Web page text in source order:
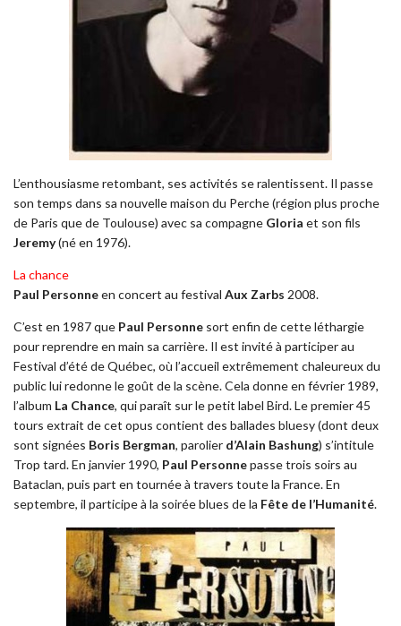
L’enthousiasme retombant, ses activités se ralentissent. Il passe
son temps dans sa nouvelle maison du Perche (région plus proche
de Paris que de Toulouse) avec sa compagne Gloria et son fils
Jeremy(né en 1976).
La chance
Paul Personneen concert au festival Aux Zarbs 2008.
C’est en 1987 que Paul Personne sort enfin de cette léthargie
pour reprendre en main sa carrière. Il est invité à participer au
Festival d’été de Québec, où l’accueil extrêmement chaleureux du
public lui redonne le goût de la scène. Cela donne en février 1989,
l’album La Chance, qui paraît sur le petit label Bird. Le premier 45
tours extrait de cet opus contient des ballades bluesy (dont deux
sont signées Boris Bergman, parolier d’Alain Bashung) s’intitule
Trop tard. En janvier 1990, Paul Personnepasse trois soirs au
Bataclan, puis part en tournée à travers toute la France. En
septembre, il participe à la soirée blues de la Fête de l’Humanité.